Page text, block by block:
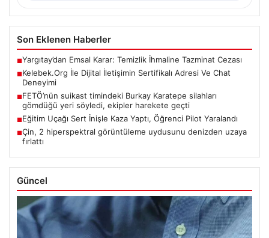
Son Eklenen Haberler
■Yargıtay’dan Emsal Karar: Temizlik İhmaline Tazminat Cezası
■Kelebek.Org İle Dijital İletişimin Sertifikalı Adresi Ve Chat
Deneyimi
■FETÖ’nün suikast timindeki Burkay Karatepe silahları
gömdüğü yeri söyledi, ekipler harekete geçti
■Eğitim Uçağı Sert İnişle Kaza Yaptı, Öğrenci Pilot Yaralandı
■Çin, 2 hiperspektral görüntüleme uydusunu denizden uzaya
fırlattı
Güncel